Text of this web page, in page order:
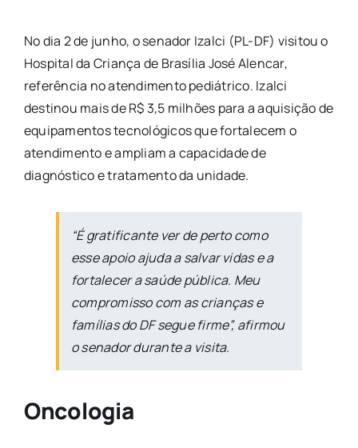
No dia 2 de junho, o senador Izalci (PL-DF) visitou o
Hospital da Criança de Brasília José Alencar,
referência no atendimento pediátrico. Izalci
destinou mais de R$ 3,5 milhões para a aquisição de
equipamentos tecnológicos que fortalecem o
atendimento e ampliam a capacidade de
diagnóstico e tratamento da unidade.
“É gratificante ver de perto como
esse apoio ajuda a salvar vidas e a
fortalecer a saúde pública. Meu
compromisso com as crianças e
famílias do DF segue firme”, afirmou
o senador durante a visita.
Oncologia